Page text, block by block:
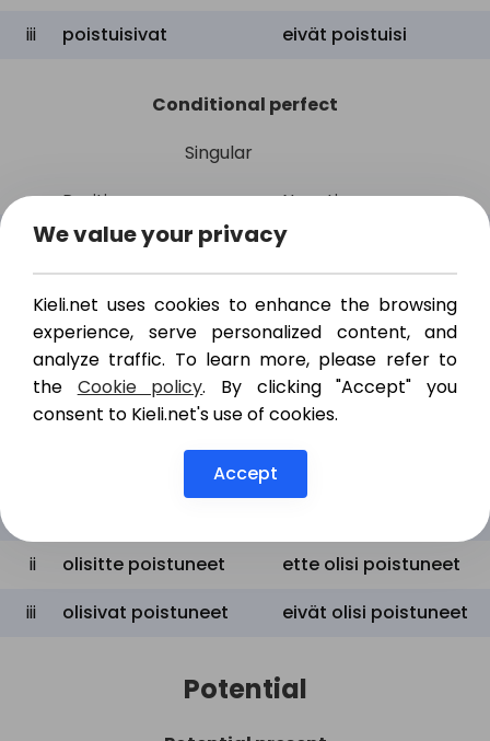
iii
poistuisivat eivät poistuisi
Conditional perfect
Singular
Positive
Negative
i
olisin poistunut
en olisi poistunut
iii
olisi poistunut ei olisi poistunut
Plural
Negative
olisimme poistuneet
emme olisi
ii
olisitte poistuneet
ette olisi poistuneet
iii
olisivat poistuneet eivät olisi poistuneet
Potential
We value your privacy
Kieli.net uses cookies to enhance the browsing
experience, serve personalized content, and
analyze traffic. To learn more, please refer to
the Cookie policy. By clicking "Accept" you
consent to Kieli.net's use of cookies.
Accept